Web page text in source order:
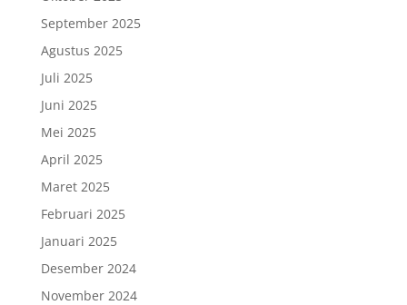
September 2025
Agustus 2025
Juli 2025
Juni 2025
Mei 2025
April 2025
Maret 2025
Februari 2025
Januari 2025
Desember 2024
November 2024